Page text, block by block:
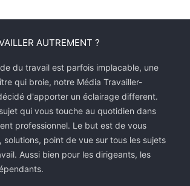
AUTREMENT ?
du travail est parfois implacable, une
qui broie, notre Média Travailler-
d'apporter un éclairage different.
qui vous touche au quotidien dans
professionnel. Le but est de vous
solutions, point de vue sur tous les sujets
Aussi bien pour les dirigeants, les